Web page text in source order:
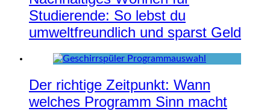
Studierende: So lebst du
umweltfreundlich und sparst Geld
Der richtige Zeitpunkt: Wann
welches Programm Sinn macht